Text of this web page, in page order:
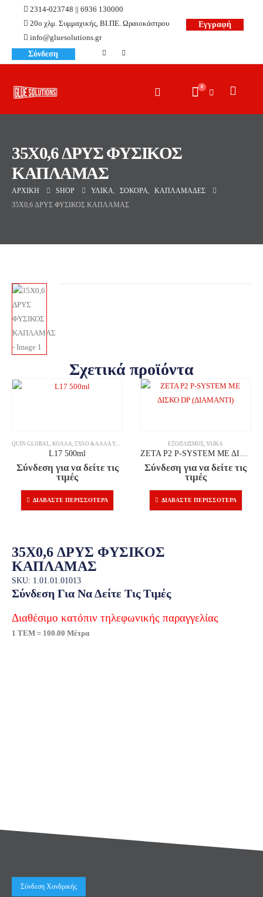
2314-023748 || 6936 130000
20ο χλμ. Συμμαχικής, ΒΙ.ΠΕ. Ωραιοκάστρου
info@gluesolutions.gr
Εγγραφή
Σύνδεση
0
35X0,6 ΔΡΥΣ ΦΥΣΙΚΟΣ
ΚΑΠΛΑΜΑΣ
ΑΡΧΙΚΉ SHOP ΥΛΙΚΆ, ΣΌΚΟΡΑ,
ΚΑΠΛΑΜΆΔΕΣ
35X0,6 ΔΡΥΣ ΦΥΣΙΚΟΣ ΚΑΠΛΑΜΑΣ
Σχετικά προϊόντα
QUIN GLOBAL,ΚΌΛΛΑ,ΞΎΛΟ & ΆΛΛΑ ΥΛΙΚΆ
L17 500ml
Σύνδεση για να δείτε τις
τιμές
ΔΙΑΒΆΣΤΕ ΠΕΡΙΣΣΌΤΕΡΑ
ΕΞΟΠΛΙΣΜΌΣ,ΥΛΙΚΆ
ZETA P2 P-SYSTEM ΜΕ ΔΙΣΚΟ DP (ΔΙΑΜΑΝΤΙ)
Σύνδεση για να δείτε τις
τιμές
ΔΙΑΒΆΣΤΕ ΠΕΡΙΣΣΌΤΕΡΑ
35X0,6 ΔΡΥΣ ΦΥΣΙΚΟΣ
ΚΑΠΛΑΜΑΣ
SKU: 1.01.01.01013
Σύνδεση Για Να Δείτε Τις Τιμές
Διαθέσιμο κατόπιν τηλεφωνικής παραγγελίας
1 ΤΕΜ = 100.00 Μέτρα
Σύνδεση Χονδρικής